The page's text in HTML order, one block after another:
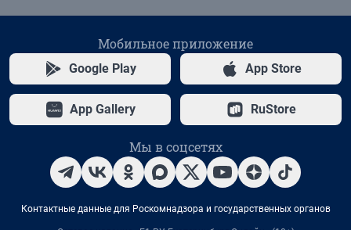
Мобильное приложение
Google Play App Store
App Gallery RuStore
Мы в соцсетях
Контактные данные для Роскомнадзора и государственных органов